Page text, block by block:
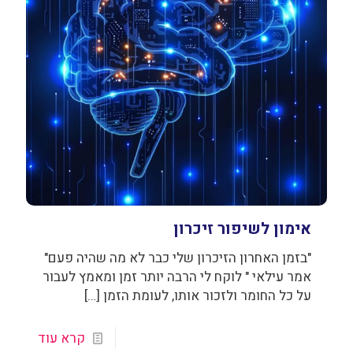
אימון לשיפור זיכרון
"בזמן האחרון הזיכרון שלי כבר לא מה שהיה פעם"
אמר עילאי " לוקח לי הרבה יותר זמן ומאמץ לעבור
על כל החומר ולזכור אותו, לעומת הזמן […]
קרא עוד